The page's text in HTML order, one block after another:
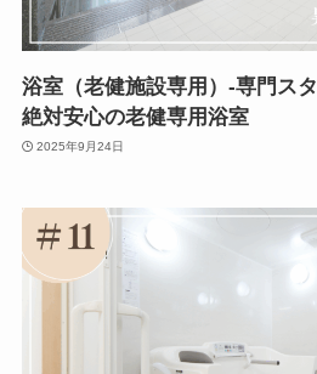
浴室（老健施設専用）-専門ス
絶対安心の老健専用浴室
2025年9月24日